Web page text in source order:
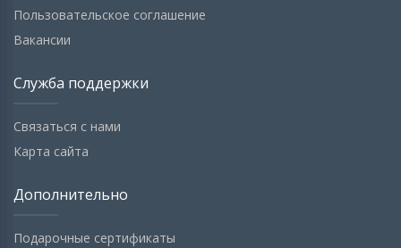
Пользовательское соглашение
Вакансии
Служба поддержки
Связаться с нами
Карта сайта
Дополнительно
Подарочные сертификаты